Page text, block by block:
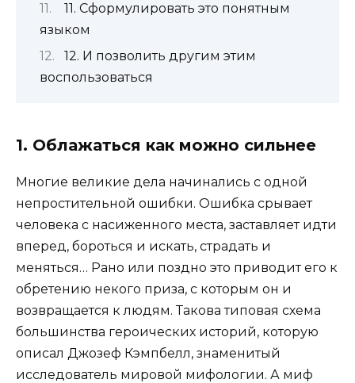
11. Сформулировать это понятным
языком
12. И позволить другим этим
воспользоваться
1. Облажаться как можно сильнее
Многие великие дела начинались с одной
непростительной ошибки. Ошибка срывает
человека с насиженного места, заставляет идти
вперед, бороться и искать, страдать и
меняться… Рано или поздно это приводит его к
обретению некого приза, с которым он и
возвращается к людям. Такова типовая схема
большинства героических историй, которую
описал Джозеф Кэмпбелл, знаменитый
исследователь мировой мифологии. А миф